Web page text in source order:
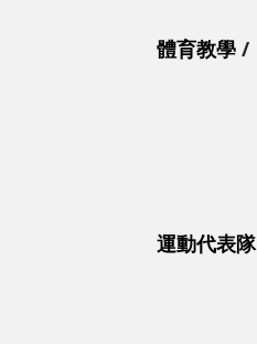
體育教學
運動代表隊